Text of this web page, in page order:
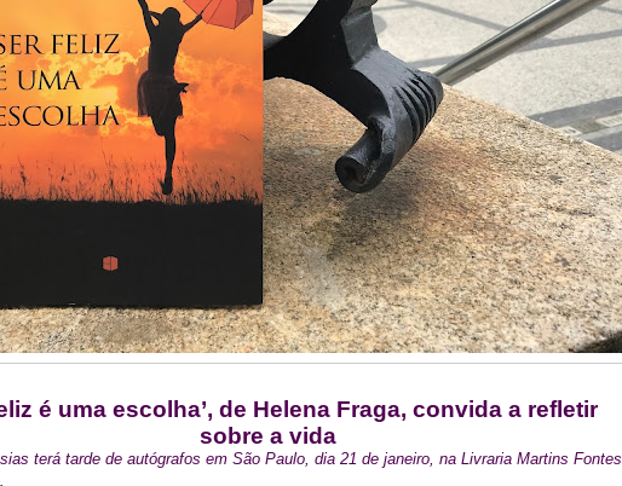
é uma escolha’, de Helena Fraga, convida a refletir
sobre a vida
terá tarde de autógrafos em São Paulo, dia 21 de janeiro, na Livraria Martins Fontes